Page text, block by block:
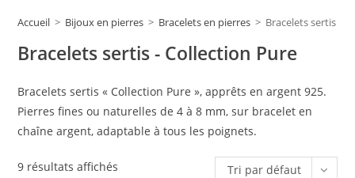
Accueil > Bijoux en pierres > Bracelets en pierres > Bracelets sertis -
Bracelets sertis - Collection Pure
Bracelets sertis « Collection Pure », apprêts en argent 925.
Pierres fines ou naturelles de 4 à 8 mm, sur bracelet en
chaîne argent, adaptable à tous les poignets.
9 résultats affichés Tri par défaut